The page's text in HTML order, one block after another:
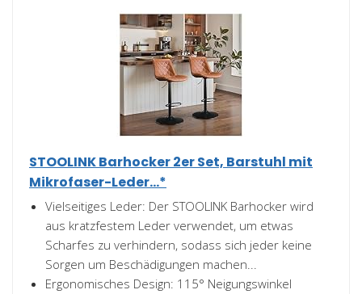
STOOLINK Barhocker 2er Set, Barstuhl mit
Mikrofaser-Leder...*
Vielseitiges Leder: Der STOOLINK Barhocker wird
aus kratzfestem Leder verwendet, um etwas
Scharfes zu verhindern, sodass sich jeder keine
Sorgen um Beschädigungen machen...
Ergonomisches Design: 115° Neigungswinkel